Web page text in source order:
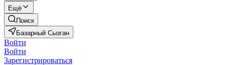
Ещё
Поиск
Базарный Сызган
Войти
Войти
Зарегистрироваться